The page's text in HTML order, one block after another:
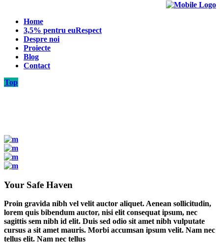
Home
3,5% pentru euRespect
Despre noi
Proiecte
Blog
Contact
Top
Your Safe Haven
Proin gravida nibh vel velit auctor aliquet. Aenean sollicitudin,
lorem quis bibendum auctor, nisi elit consequat ipsum, nec
sagittis sem nibh id elit. Duis sed odio sit amet nibh vulputate
cursus a sit amet mauris. Morbi accumsan ipsum velit. Nam nec
tellus elit. Nam nec tellus